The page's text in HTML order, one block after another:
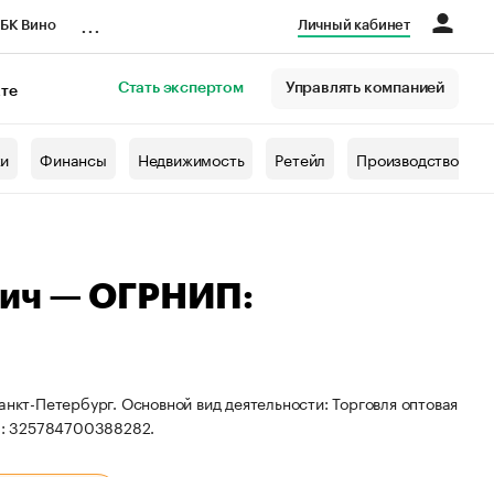
Вино Личный кабинет
Стать экспертом Управлять компанией
Финансы Недвижимость Ретейл Производство
— ОГРНИП:
Петербург. Основной вид деятельности: Торговля оптовая
325784700388282.